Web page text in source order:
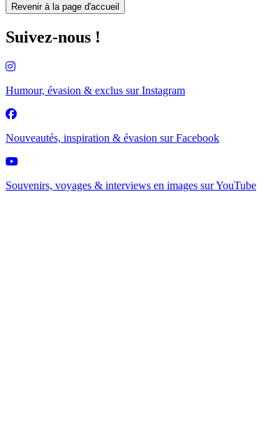
Revenir à la page d'accueil
Suivez-nous !
Humour, évasion & exclus surInstagram
Nouveautés, inspiration & évasion surFacebook
Souvenirs, voyages & interviews en images surYouTube